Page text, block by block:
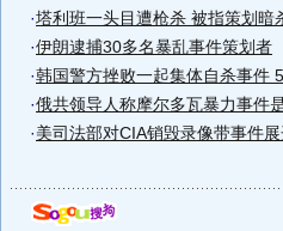
·塔利班一头目遭枪杀 被指策划暗
·伊朗逮捕30多名暴乱事件策划者
·韩国警方挫败一起集体自杀事件
·俄共领导人称摩尔多瓦暴力事件
·美司法部对CIA销毁录像带事件展